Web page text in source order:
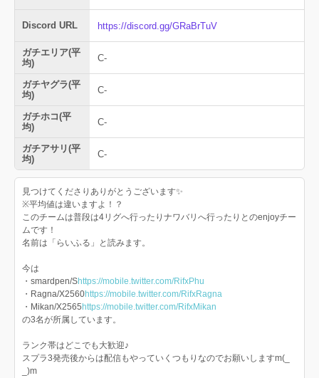
Discord URL https://discord.gg/GRaBrTuV
ガチエリア(平
均)
C-
ガチヤグラ(平
均)
C-
ガチホコ(平
均)
C-
ガチアサリ(平
均)
C-
見つけてくださりありがとうございます✨
※平均値は違いますよ！？
このチームは普段は4リグへ行ったりナワバリへ行ったりとのenjoyチー
ムです！
名前は「らいふる」と読みます。
今は
・smardpen/Shttps://mobile.twitter.com/RifxPhu
・Ragna/X2560https://mobile.twitter.com/RifxRagna
・Mikan/X2565 https://mobile.twitter.com/RifxMikan
の3名が所属しています。
ランク帯はどこでも大歓迎♪
スプラ3発売後からは配信もやっていくつもりなのでお願いしますm(_
_)m